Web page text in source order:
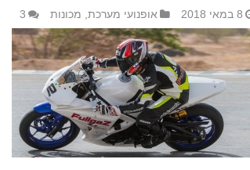
8 במאי 2018 אופנועי מערכת, מכונות 3